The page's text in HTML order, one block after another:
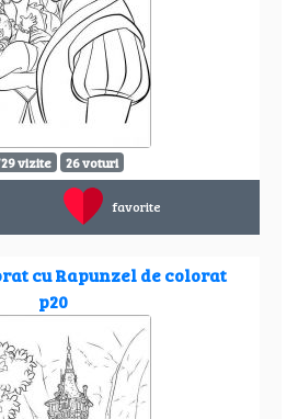
vizite 26 voturi
favorite
cu Rapunzel de colorat
p20